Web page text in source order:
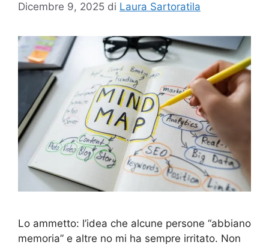
Dicembre 9, 2025 di Laura Sartoratila
Lo ammetto: l’idea che alcune persone “abbiano
memoria” e altre no mi ha sempre irritato. Non